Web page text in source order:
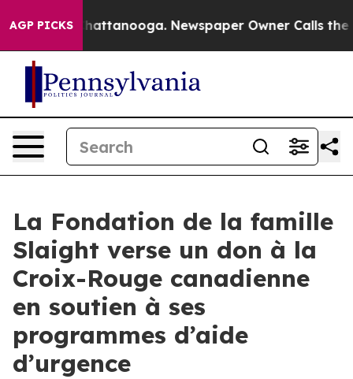
AGP PICKS
in Chattanooga. Newspaper Owner Calls the
La Fondation de la famille
Slaight verse un don à la
Croix-Rouge canadienne
en soutien à ses
programmes d’aide
d’urgence